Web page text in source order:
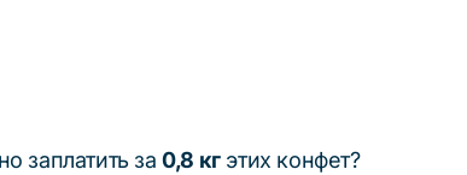
заплатить за0,8 кгэтих конфет?